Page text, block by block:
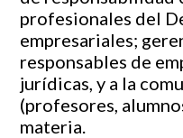
profesionales del
empresariales;
responsables de
jurídicas, y a la
(profesores,
materia.